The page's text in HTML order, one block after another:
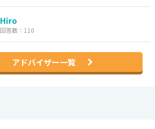
Hiro
回答数：110
アドバイザー一覧